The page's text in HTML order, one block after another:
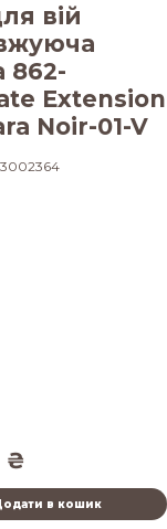
вій
862-
Extension
Noir-01-V
3002364
₴
в кошик